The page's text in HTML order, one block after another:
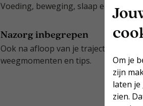
Om je
zijn
laten
zien.
Voeding, beweging, slaap en stress
Nazorg inbegrepen
Ook na afloop van je traject blijf ik
weegmomenten en tips.